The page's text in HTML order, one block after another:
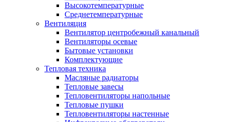
Высокотемпературные
Среднетемпературные
Вентиляция
Вентилятор центробежный канальный
Вентиляторы осевые
Бытовые установки
Комплектующие
Тепловая техника
Масляные радиаторы
Тепловые завесы
Тепловентиляторы напольные
Тепловые пушки
Тепловентиляторы настенные